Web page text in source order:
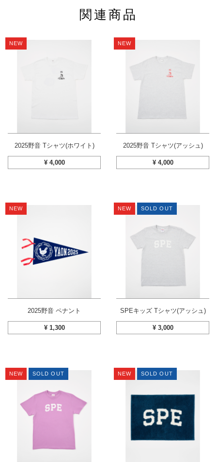
関連商品
NEW
2025野音 Tシャツ(ホワイト)
¥ 4,000
NEW
2025野音 Tシャツ(アッシュ)
¥ 4,000
NEW
2025野音 ペナント
¥ 1,300
NEW SOLD OUT
SPEキッズ Tシャツ(アッシュ)
¥ 3,000
NEW SOLD OUT NEW SOLD OUT